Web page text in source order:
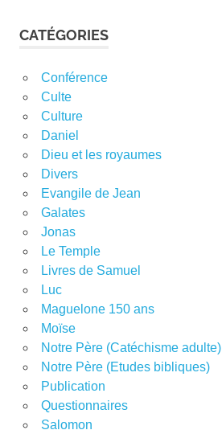
CATÉGORIES
Conférence
Culte
Culture
Daniel
Dieu et les royaumes
Divers
Evangile de Jean
Galates
Jonas
Le Temple
Livres de Samuel
Luc
Maguelone 150 ans
Moïse
Notre Père (Catéchisme adulte)
Notre Père (Etudes bibliques)
Publication
Questionnaires
Salomon